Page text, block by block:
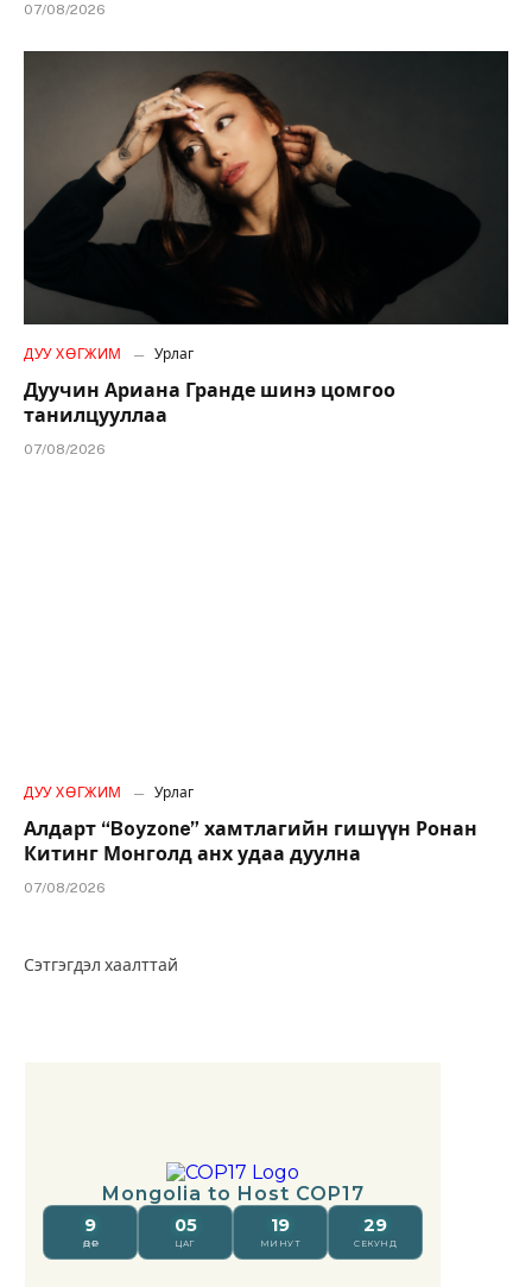
07/08/2026
ДУУ ХӨГЖИМ Урлаг
Дуучин Ариана Гранде шинэ цомгоо
танилцууллаа
07/08/2026
ДУУ ХӨГЖИМ Урлаг
Алдарт “Boyzone” хамтлагийн гишүүн Ронан
Китинг Монголд анх удаа дуулна
07/08/2026
Сэтгэгдэл хаалттай